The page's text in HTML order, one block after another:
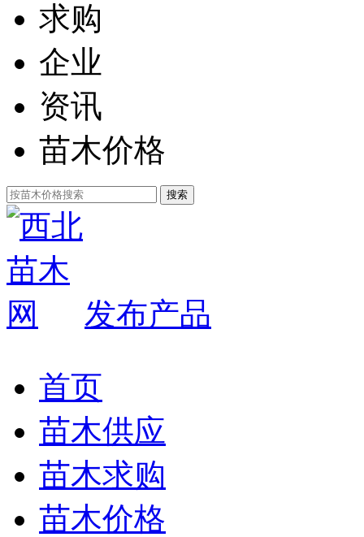
求购
企业
资讯
苗木价格
发布产品
首页
苗木供应
苗木求购
苗木价格